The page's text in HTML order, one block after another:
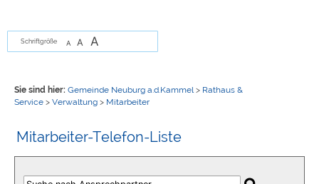
Schriftgröße A A A
Sie sind hier: Gemeinde Neuburg a.d.Kammel > Rathaus &
Service> Verwaltung> Mitarbeiter
Mitarbeiter-Telefon-Liste